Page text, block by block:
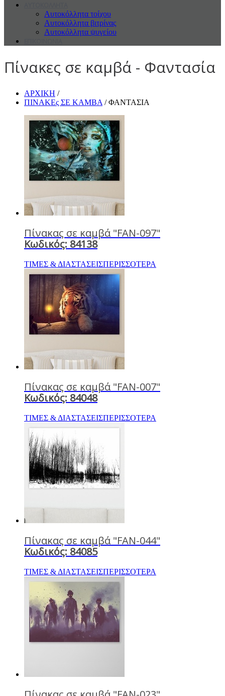
Αυτοκόλλητα τοίχου
Αυτοκόλλητα βιτρίνας
Αυτοκόλλητα ψυγείου
Πίνακες σε καμβά - Φαντασία
ΑΡΧΙΚΗ /
ΠΙΝΑΚΕς ΣΕ ΚΑΜΒΑ / ΦΑΝΤΑΣΙΑ
Πίνακας σε καμβά "FAN-097"
Κωδικός: 84138
ΤΙΜΕΣ & ΔΙΑΣΤΑΣΕΙΣΠΕΡΙΣΣΟΤΕΡΑ
Πίνακας σε καμβά "FAN-007"
Κωδικός: 84048
ΤΙΜΕΣ & ΔΙΑΣΤΑΣΕΙΣΠΕΡΙΣΣΟΤΕΡΑ
Πίνακας σε καμβά "FAN-044"
Κωδικός: 84085
ΤΙΜΕΣ & ΔΙΑΣΤΑΣΕΙΣΠΕΡΙΣΣΟΤΕΡΑ